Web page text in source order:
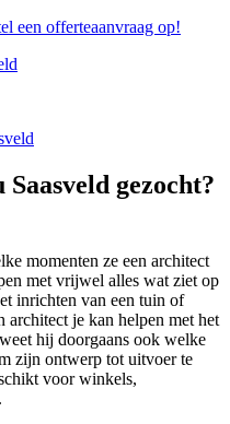
een offerteaanvraag op!
gezocht?
momenten ze een architect
met vrijwel alles wat ziet op
inrichten van een tuin of
architect je kan helpen met het
hij doorgaans ook welke
zijn ontwerp tot uitvoer te
voor winkels,